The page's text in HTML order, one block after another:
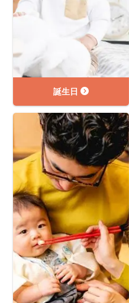
誕生日